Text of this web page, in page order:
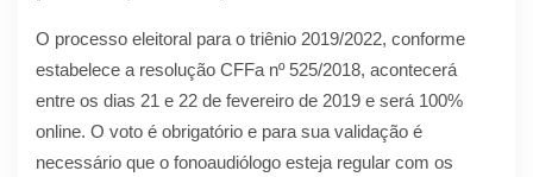
O processo eleitoral para o triênio 2019/2022, conforme
estabelece a resolução CFFa nº 525/2018, acontecerá
entre os dias 21 e 22 de fevereiro de 2019 e será 100%
online. O voto é obrigatório e para sua validação é
necessário que o fonoaudiólogo esteja regular com os